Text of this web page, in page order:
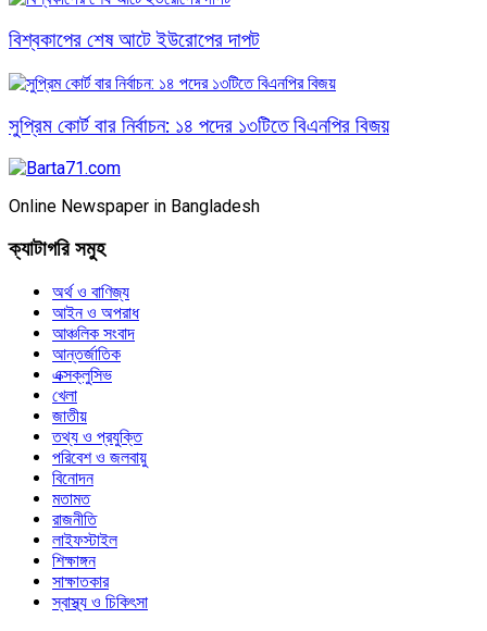
বিশ্বকাপের শেষ আটে ইউরোপের দাপট
সুপ্রিম কোর্ট বার নির্বাচন: ১৪ পদের ১৩টিতে বিএনপির বিজয়
Online Newspaper in Bangladesh
ক্যাটাগরি সমুহ
অর্থ ও বাণিজ্য
আইন ও অপরাধ
আঞ্চলিক সংবাদ
আন্তর্জাতিক
এক্সক্লুসিভ
খেলা
জাতীয়
তথ্য ও প্রযুক্তি
পরিবেশ ও জলবায়ু
বিনোদন
মতামত
রাজনীতি
লাইফস্টাইল
শিক্ষাঙ্গন
সাক্ষাতকার
স্বাস্থ্য ও চিকিৎসা